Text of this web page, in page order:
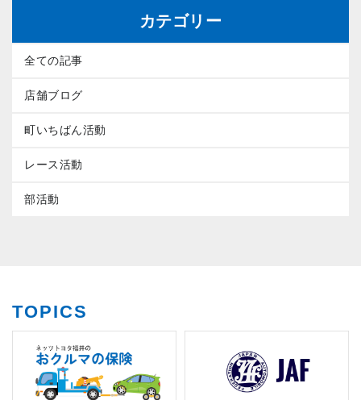
カテゴリー
全ての記事
店舗ブログ
町いちばん活動
レース活動
部活動
TOPICS